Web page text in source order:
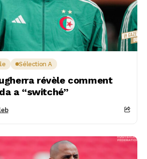
Sélection A
révèle comment
a “switché”